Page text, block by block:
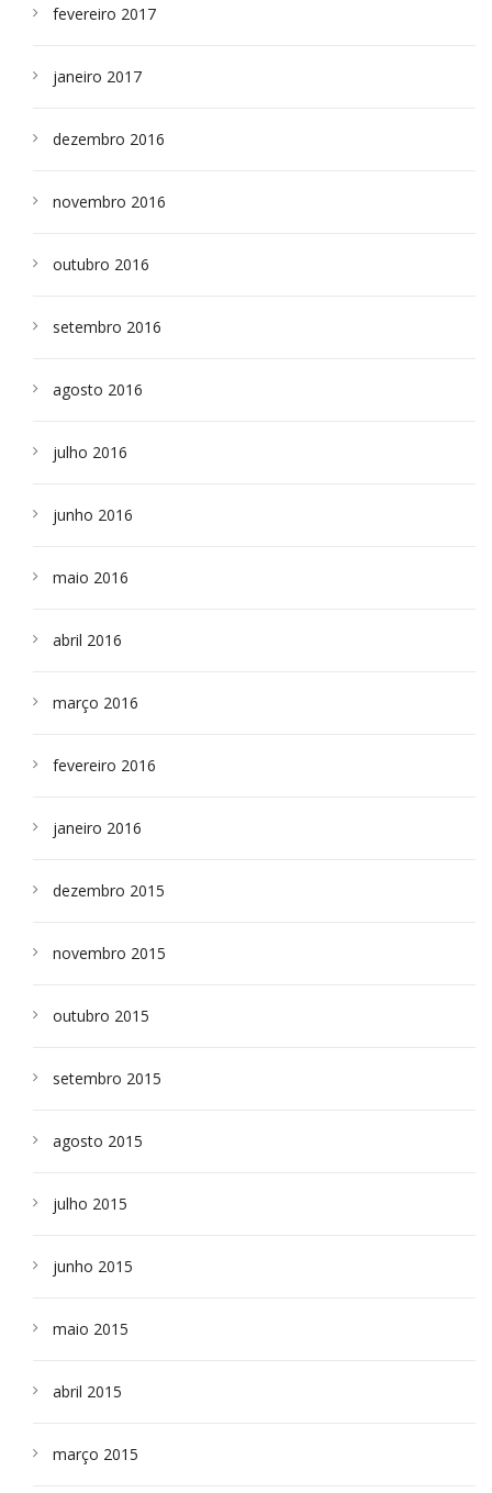
fevereiro 2017
janeiro 2017
dezembro 2016
novembro 2016
outubro 2016
setembro 2016
agosto 2016
julho 2016
junho 2016
maio 2016
abril 2016
março 2016
fevereiro 2016
janeiro 2016
dezembro 2015
novembro 2015
outubro 2015
setembro 2015
agosto 2015
julho 2015
junho 2015
maio 2015
abril 2015
março 2015